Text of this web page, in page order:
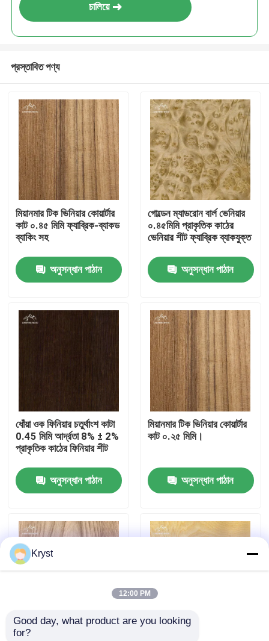
কারখানা পরিদর্শন
গুণমান নিয়ন্ত্রণ
আমাদের সাথে যোগাযোগ
খবর
একটি উদ্ধৃতি অনুরোধ করুন
চালিয়ে
প্রস্তাবিত পণ্য
মিয়ানমার টিক ভিনিয়ার কোয়ার্টার
কাট ০.৪৫ মিমি ফ্যাব্রিক-ব্যাকড
ব্যাকিং সহ
অনুসন্ধান পাঠান
গোল্ডেন ম্যাডরোন বার্ল ভেনিয়ার
০.৪৫মিমি প্রাকৃতিক কাঠের
ভেনিয়ার শীট ফ্যাব্রিক ব্যাকযুক্ত
অনুসন্ধান পাঠান
ধোঁয়া ওক ফিনিয়ার চতুর্থাংশ কাটা
0.45 মিমি আর্দ্রতা 8% ± 2%
প্রাকৃতিক কাঠের ফিনিয়ার শীট
অনুসন্ধান পাঠান
মিয়ানমার টিক ভিনিয়ার কোয়ার্টার
কাট ০.২৫ মিমি।
অনুসন্ধান পাঠান
এলম ভেনিয়ার ক্রাউন কাট
Kryst
12:00 PM
Good day, what product are you looking
for?